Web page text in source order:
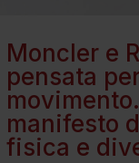
Moncler e
pensata
manifesto
fisica e